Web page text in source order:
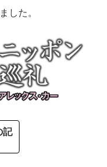
した。
記